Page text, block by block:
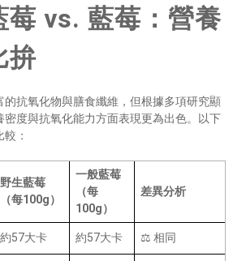
莓 vs. 藍莓：營養
拚
的抗氧化物與膳食纖維，但根據多項研究顯
密度與抗氧化能力方面表現更為出色。以下
：
野生藍莓
（每100g）
一般藍莓
（每
100g）
差異分析
約57大卡 約57大卡 ⚖️ 相同